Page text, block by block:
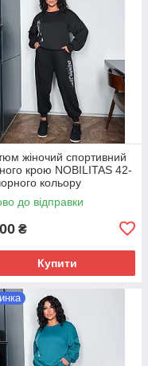
жіночий спортивний
крою NOBILITAS 42-
кольору
до відправки
₴
Купити